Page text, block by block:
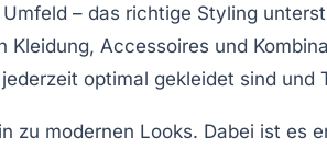
– das richtige Styling
Accessoires und
optimal gekleidet sind und
zu modernen Looks. Dabei ist es